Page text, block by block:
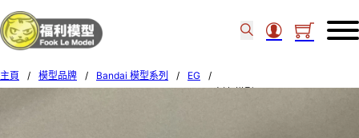
主頁 / 模型品牌 / Bandai 模型系列 / EG
/